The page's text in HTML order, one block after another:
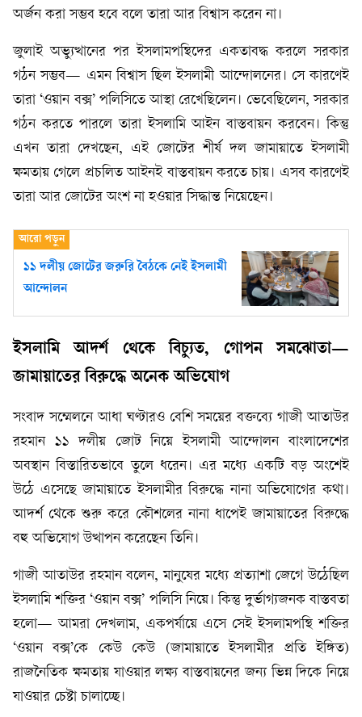
অর্জন করা সম্ভব হবে বলে তারা আর বিশ্বাস করেন না।
জুলাই অভ্যুত্থানের পর ইসলামপন্থিদের একতাবদ্ধ করলে সরকার
গঠন সম্ভব— এমন বিশ্বাস ছিল ইসলামী আন্দোলনের। সে কারণেই
তারা ‘ওয়ান বক্স’ পলিসিতে আস্থা রেখেছিলেন। ভেবেছিলেন, সরকার
গঠন করতে পারলে তারা ইসলামি আইন বাস্তবায়ন করবেন। কিন্তু
এখন তারা দেখছেন, এই জোটের শীর্ষ দল জামায়াতে ইসলামী
ক্ষমতায় গেলে প্রচলিত আইনই বাস্তবায়ন করতে চায়। এসব কারণেই
তারা আর জোটের অংশ না হওয়ার সিদ্ধান্ত নিয়েছেন।
১১ দলীয় জোটের জরুরি বৈঠকে নেই ইসলামী
আন্দোলন
ইসলামি আদর্শ থেকে বিচ্যুত, গোপন সমঝোতা—
জামায়াতের বিরুদ্ধে অনেক অভিযোগ
সংবাদ সম্মেলনে আধা ঘণ্টারও বেশি সময়ের বক্তব্যে গাজী আতাউর
রহমান ১১ দলীয় জোট নিয়ে ইসলামী আন্দোলন বাংলাদেশের
অবস্থান বিস্তারিতভাবে তুলে ধরেন। এর মধ্যে একটি বড় অংশেই
উঠে এসেছে জামায়াতে ইসলামীর বিরুদ্ধে নানা অভিযোগের কথা।
আদর্শ থেকে শুরু করে কৌশলের নানা ধাপেই জামায়াতের বিরুদ্ধে
বহু অভিযোগ উত্থাপন করেছেন তিনি।
গাজী আতাউর রহমান বলেন, মানুষের মধ্যে প্রত্যাশা জেগে উঠেছিল
ইসলামি শক্তির ‘ওয়ান বক্স’ পলিসি নিয়ে। কিন্তু দুর্ভাগ্যজনক বাস্তবতা
হলো— আমরা দেখলাম, একপর্যায়ে এসে সেই ইসলামপন্থি শক্তির
‘ওয়ান বক্স’কে কেউ কেউ (জামায়াতে ইসলামীর প্রতি ইঙ্গিত)
রাজনৈতিক ক্ষমতায় যাওয়ার লক্ষ্য বাস্তবায়নের জন্য ভিন্ন দিকে নিয়ে
যাওয়ার চেষ্টা চালাচ্ছে।